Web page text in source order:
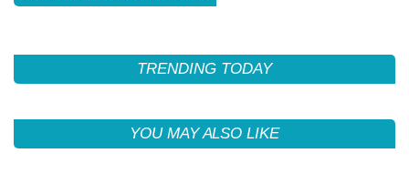
TRENDING TODAY
YOU MAY ALSO LIKE